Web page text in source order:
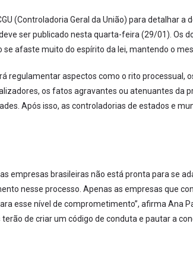
(Controladoria Geral da União) para detalhar a
ser publicado nesta quarta-feira (29/01). Os
afaste muito do espírito da lei, mantendo o
regulamentar aspectos como o rito processual,
os fatos agravantes ou atenuantes da
Após isso, as controladorias de estados e
empresas brasileiras não está pronta para se
nesse processo. Apenas as empresas que
esse nível de comprometimento”, afirma Ana
de criar um código de conduta e pautar a